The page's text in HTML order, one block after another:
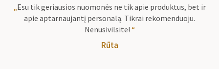
„Esu tik geriausios nuomonės ne tik apie produktus, bet ir
apie aptarnaujantį personalą. Tikrai rekomenduoju.
Nenusivilsite! “
Rūta